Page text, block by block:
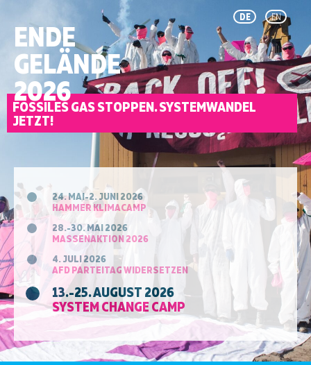
DE EN
ENDE
GELÄNDE
2026
FOSSILES GAS STOPPEN. SYSTEMWANDEL
JETZT!
24. MAI-2. JUNI 2026
HAMMER KLIMACAMP
28.-30. MAI 2026
MASSENAKTION 2026
4. JULI 2026
AFD PARTEITAG WIDERSETZEN
13.-25. AUGUST 2026
SYSTEM CHANGE CAMP